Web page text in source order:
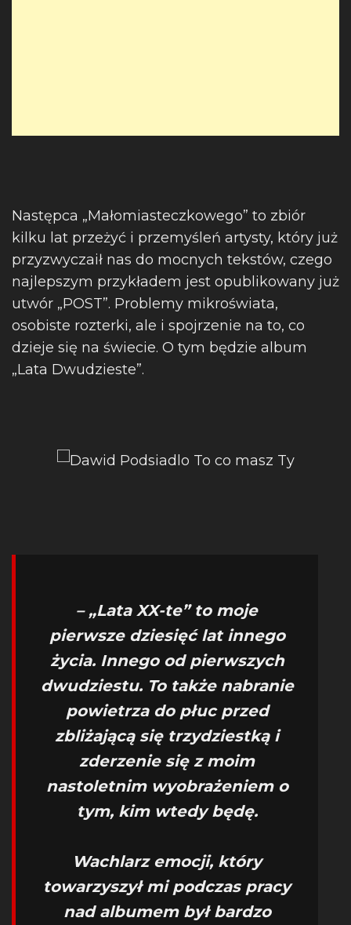
Następca „Małomiasteczkowego” to zbiór
kilku lat przeżyć i przemyśleń artysty, który już
przyzwyczaił nas do mocnych tekstów, czego
najlepszym przykładem jest opublikowany już
utwór „POST”. Problemy mikroświata,
osobiste rozterki, ale i spojrzenie na to, co
dzieje się na świecie. O tym będzie album
„Lata Dwudzieste”.
– „Lata XX-te” to moje
pierwsze dziesięć lat innego
życia. Innego od pierwszych
dwudziestu. To także nabranie
powietrza do płuc przed
zbliżającą się trzydziestką i
zderzenie się z moim
nastoletnim wyobrażeniem o
tym, kim wtedy będę.
Wachlarz emocji, który
towarzyszył mi podczas pracy
nad albumem był bardzo